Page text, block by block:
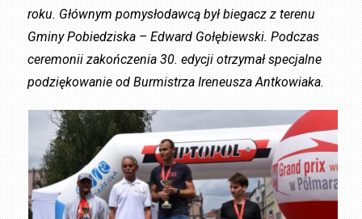
roku. Głównym pomysłodawcą był biegacz z terenu
Gminy Pobiedziska – Edward Gołębiewski. Podczas
ceremonii zakończenia 30. edycji otrzymał specjalne
podziękowanie od Burmistrza Ireneusza Antkowiaka.